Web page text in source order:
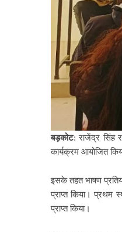
बड़कोट: राजेंद्र सिंह
कार्यक्रम आयोजित
इसके तहत भाषण
प्राप्त किया। प्रथम
प्राप्त किया।